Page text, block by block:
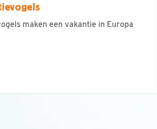
maken een vakantie in Europa